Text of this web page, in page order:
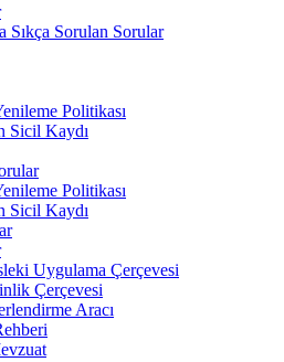
Sıkça Sorulan Sorular
Politikası
Sicil Kaydı
Politikası
Sicil Kaydı
Uygulama Çerçevesi
Çerçevesi
Aracı